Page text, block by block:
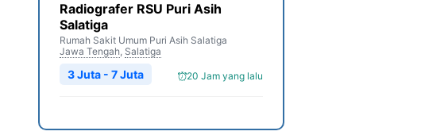
Radiografer RSU Puri Asih
Salatiga
Rumah Sakit Umum Puri Asih Salatiga
Jawa Tengah, Salatiga
20 Jam yang lalu
3 Juta - 7 Juta